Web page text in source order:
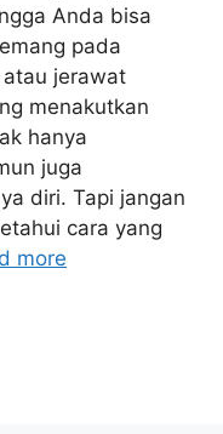
Anda bisa
pada
jerawat
menakutkan
hanya
juga
diri. Tapi jangan
cara yang
more